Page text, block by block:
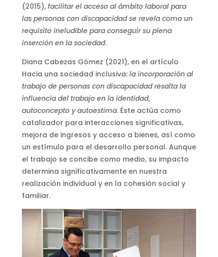
(2015), facilitar el acceso al ámbito laboral para
las personas con discapacidad se revela como un
requisito ineludible para conseguir su plena
inserción en la sociedad.
Diana Cabezas Gómez (2021), en el artículo
Hacia una sociedad inclusiva: la incorporación al
trabajo de personas con discapacidad resalta la
influencia del trabajo en la identidad,
autoconcepto y autoestima. Éste actúa como
catalizador para interacciones significativas,
mejora de ingresos y acceso a bienes, así como
un estímulo para el desarrollo personal. Aunque
el trabajo se concibe como medio, su impacto
determina significativamente en nuestra
realización individual y en la cohesión social y
familiar.